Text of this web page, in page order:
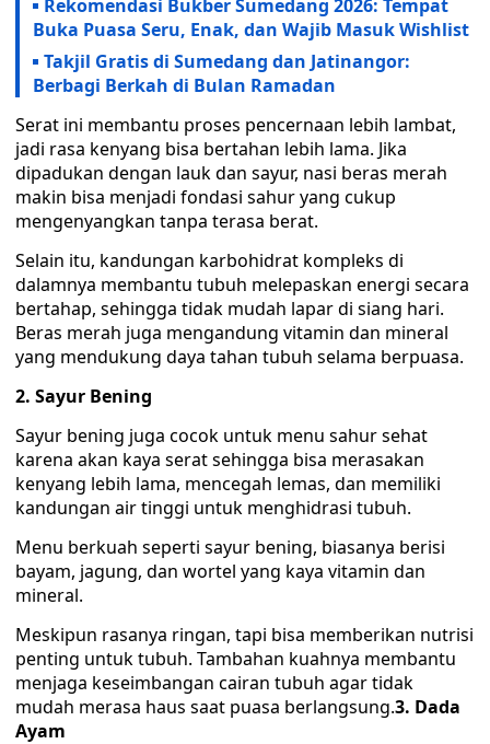
Rekomendasi Bukber Sumedang 2026: Tempat
Buka Puasa Seru, Enak, dan Wajib Masuk Wishlist
Takjil Gratis di Sumedang dan Jatinangor:
Berbagi Berkah di Bulan Ramadan
Serat ini membantu proses pencernaan lebih lambat,
jadi rasa kenyang bisa bertahan lebih lama. Jika
dipadukan dengan lauk dan sayur, nasi beras merah
makin bisa menjadi fondasi sahur yang cukup
mengenyangkan tanpa terasa berat.
Selain itu, kandungan karbohidrat kompleks di
dalamnya membantu tubuh melepaskan energi secara
bertahap, sehingga tidak mudah lapar di siang hari.
Beras merah juga mengandung vitamin dan mineral
yang mendukung daya tahan tubuh selama berpuasa.
‎2. Sayur Bening
‎Sayur bening juga cocok untuk menu sahur sehat
karena akan kaya serat sehingga bisa merasakan
kenyang lebih lama, mencegah lemas, dan memiliki
kandungan air tinggi untuk menghidrasi tubuh.
‎Menu berkuah seperti sayur bening, biasanya berisi
bayam, jagung, dan wortel yang kaya vitamin dan
mineral.
Meskipun rasanya ringan, tapi bisa memberikan nutrisi
penting untuk tubuh. Tambahan kuahnya membantu
menjaga keseimbangan cairan tubuh agar tidak
mudah merasa haus saat puasa berlangsung.‎3. Dada
Ayam